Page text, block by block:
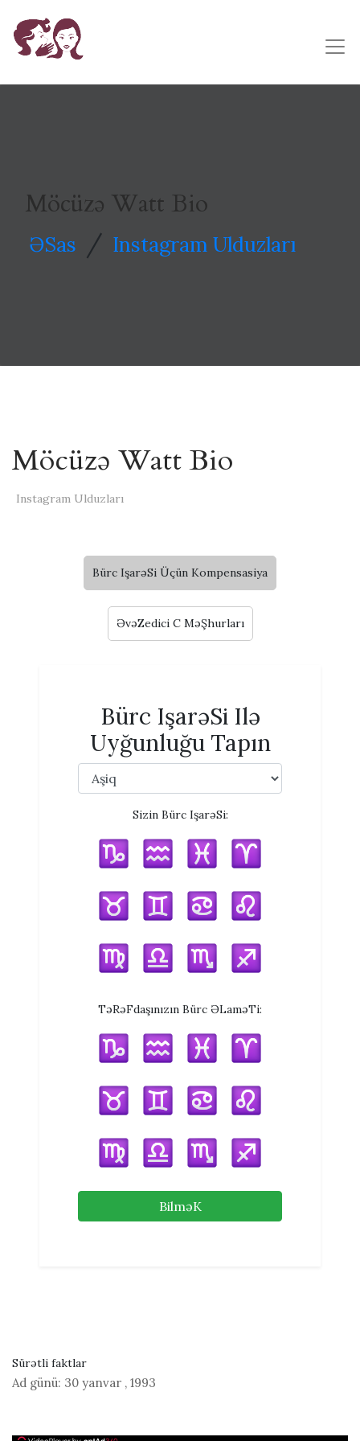
Möcüzə Watt Bio
ƏSas / Instagram Ulduzları
Möcüzə Watt Bio
Instagram Ulduzları
Bürc IşarəSi Üçün Kompensasiya
ƏvəZedici C MəŞhurları
Bürc IşarəSi Ilə
Uyğunluğu Tapın
Sizin Bürc IşarəSi:
TəRəFdaşınızın Bürc ƏLaməTi:
BilməK
Sürətli faktlar
Ad günü: 30 yanvar , 1993